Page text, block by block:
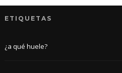
ETIQUETAS
¿a qué huele?